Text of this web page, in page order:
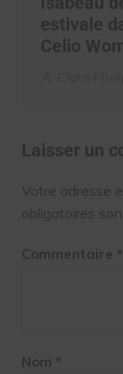
estivale
Celio
Laisser un
Votre adresse
obligatoires
Commentaire *
Nom *